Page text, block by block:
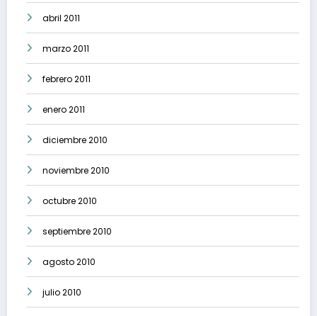
abril 2011
marzo 2011
febrero 2011
enero 2011
diciembre 2010
noviembre 2010
octubre 2010
septiembre 2010
agosto 2010
julio 2010